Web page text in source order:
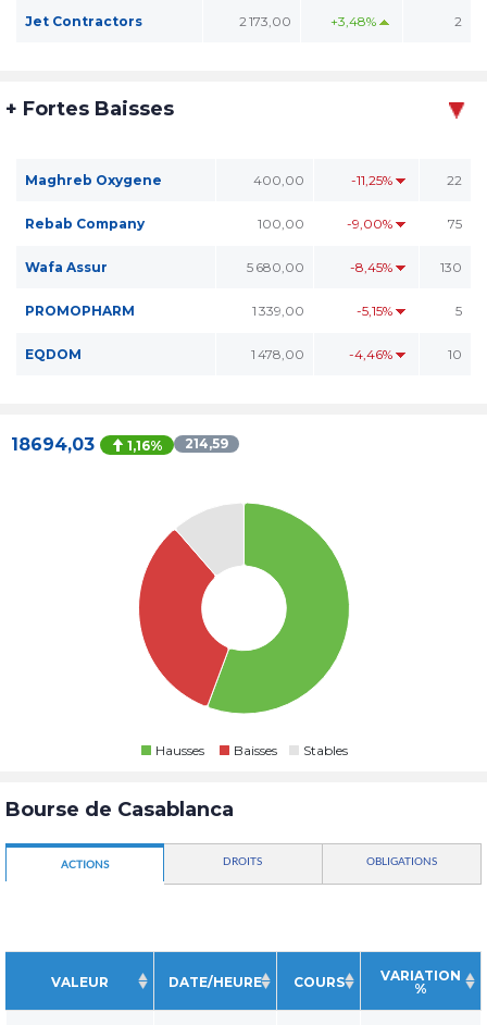
Jet Contractors 2 173,00 +3,48% 2
+ Fortes Baisses
Maghreb Oxygene 400,00 -11,25% 22
Rebab Company 100,00 -9,00% 75
Wafa Assur 5 680,00 -8,45% 130
PROMOPHARM 1 339,00 -5,15% 5
EQDOM 1 478,00 -4,46% 10
18694,03 1,16% 214,59
Hausses Baisses Stables
Bourse de Casablanca
ACTIONS DROITS OBLIGATIONS
VALEUR DATE/HEURE COURS
VARIATION
%